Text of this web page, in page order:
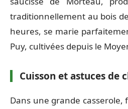
traditionnellement au bois
heures, se marie
Puy, cultivées depuis le
Cuisson et astuces de
Dans une grande